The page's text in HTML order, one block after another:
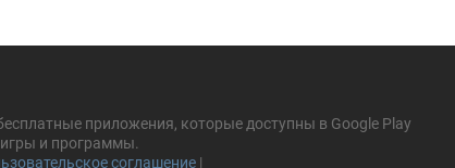
приложения, которые доступны в Google Play
и программы.
соглашение |